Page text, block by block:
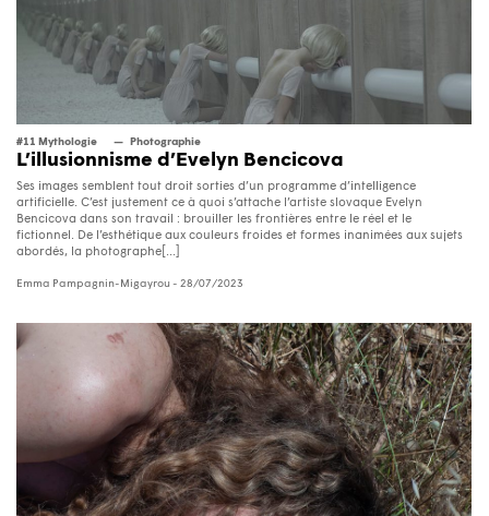
#11 Mythologie Photographie
L’illusionnisme d’Evelyn Bencicova
Ses images semblent tout droit sorties d’un programme d’intelligence
artificielle. C’est justement ce à quoi s’attache l’artiste slovaque Evelyn
Bencicova dans son travail : brouiller les frontières entre le réel et le
fictionnel. De l’esthétique aux couleurs froides et formes inanimées aux sujets
abordés, la photographe[...]
Emma Pampagnin-Migayrou - 28/07/2023